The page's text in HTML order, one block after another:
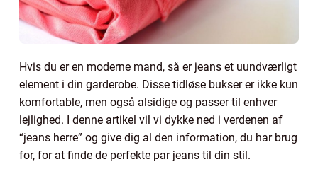
Hvis du er en moderne mand, så er jeans et uundværligt
element i din garderobe. Disse tidløse bukser er ikke kun
komfortable, men også alsidige og passer til enhver
lejlighed. I denne artikel vil vi dykke ned i verdenen af
“jeans herre” og give dig al den information, du har brug
for, for at finde de perfekte par jeans til din stil.